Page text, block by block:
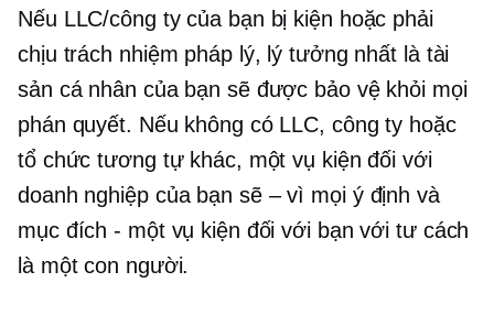
Nếu LLC/công ty của bạn bị kiện hoặc phải
chịu trách nhiệm pháp lý, lý tưởng nhất là tài
sản cá nhân của bạn sẽ được bảo vệ khỏi mọi
phán quyết. Nếu không có LLC, công ty hoặc
tổ chức tương tự khác, một vụ kiện đối với
doanh nghiệp của bạn sẽ –vì mọi ý định và
mục đích - một vụ kiện đối với bạn với tư cách
là một con người.